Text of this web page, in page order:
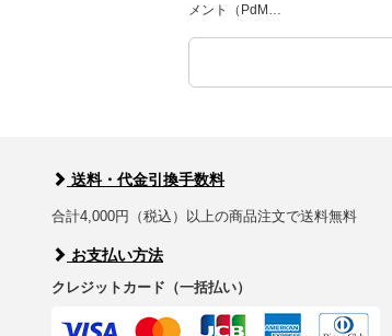
メント（PdM…
送料・代金引換手数料
合計4,000円（税込）以上の商品注文で送料無料
お支払い方法
クレジットカード（一括払い）